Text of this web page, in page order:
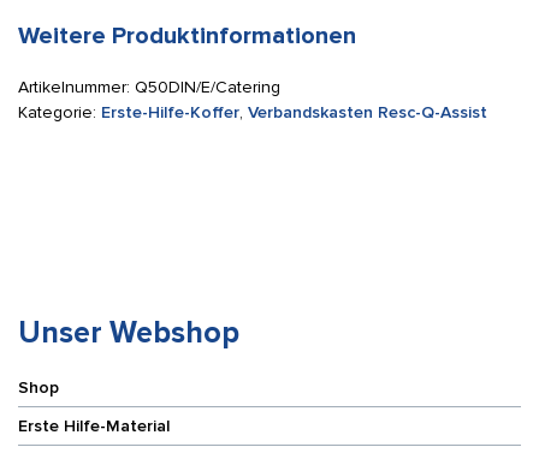
Weitere Produktinformationen
Artikelnummer: Q50DIN/E/Catering
Kategorie: Erste-Hilfe-Koffer, Verbandskasten Resc-Q-Assist
Unser Webshop
Shop
Erste Hilfe-Material